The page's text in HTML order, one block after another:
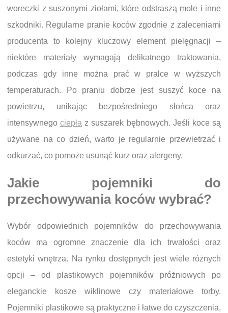
woreczki z suszonymi ziołami, które odstraszą mole i inne
szkodniki. Regularne pranie koców zgodnie z zaleceniami
producenta to kolejny kluczowy element pielęgnacji –
niektóre materiały wymagają delikatnego traktowania,
podczas gdy inne można prać w pralce w wyższych
temperaturach. Po praniu dobrze jest suszyć koce na
powietrzu, unikając bezpośredniego słońca oraz
intensywnegociepła z suszarek bębnowych. Jeśli koce są
używane na co dzień, warto je regularnie przewietrzać i
odkurzać, co pomoże usunąć kurz oraz alergeny.
Jakie pojemniki do
przechowywania koców wybrać?
Wybór odpowiednich pojemników do przechowywania
koców ma ogromne znaczenie dla ich trwałości oraz
estetyki wnętrza. Na rynku dostępnych jest wiele różnych
opcji – od plastikowych pojemników próżniowych po
eleganckie kosze wiklinowe czy materiałowe torby.
Pojemniki plastikowe są praktyczne i łatwe do czyszczenia,